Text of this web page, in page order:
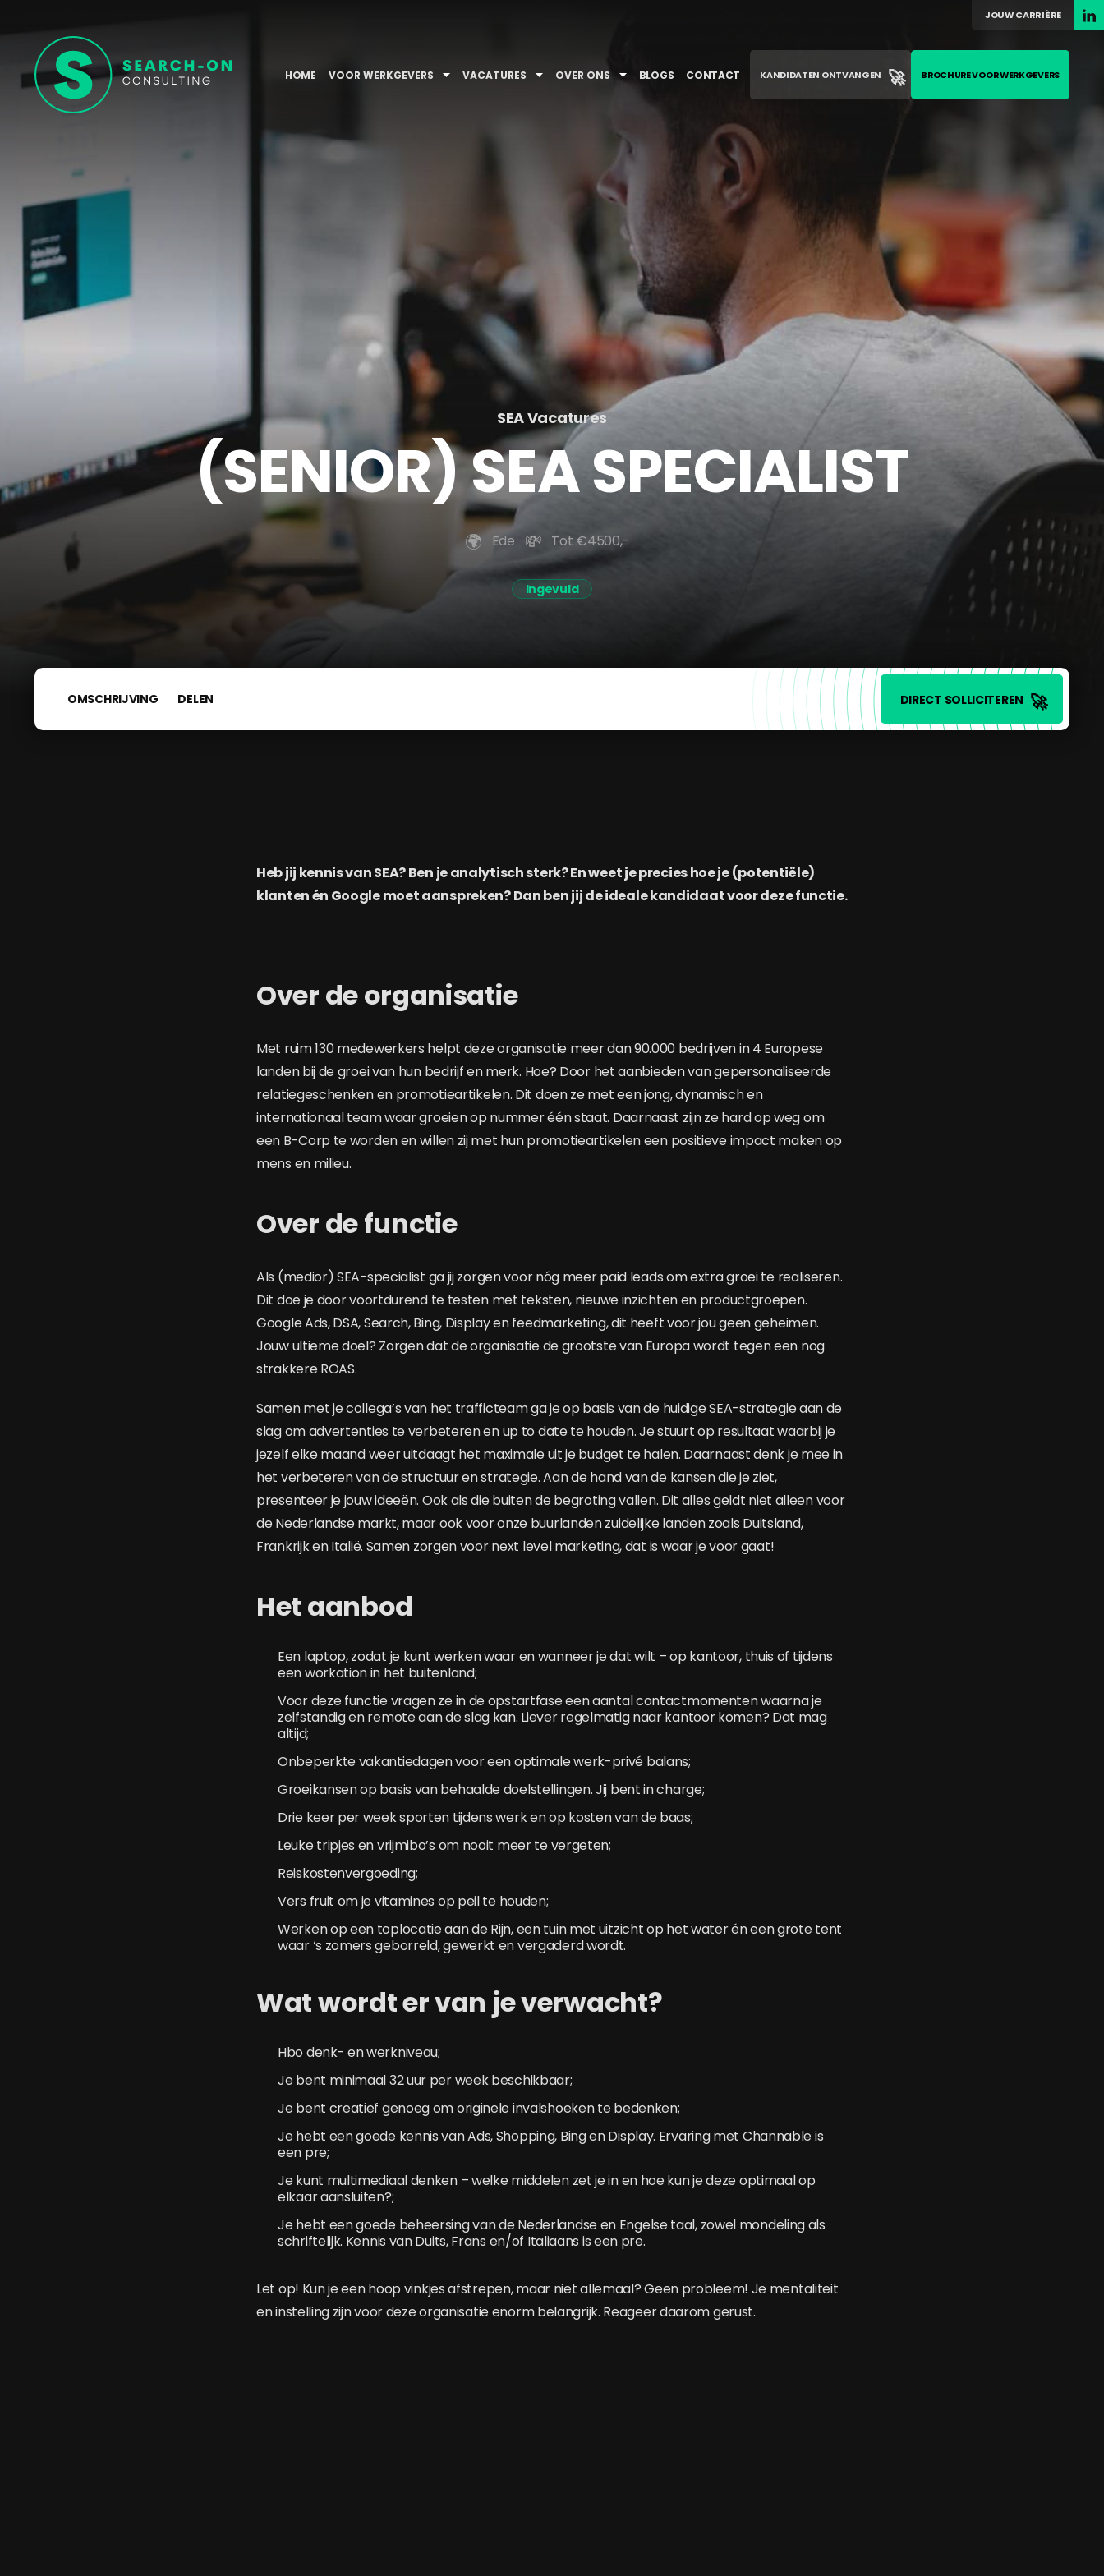
HOME VOOR WERKGEVERS VACATURES OVER ONS BLOGS CONTACT
JOUW CARRIÈRE
KANDIDATEN ONTVANGEN 🚀 BROCHURE VOOR WERKGEVERS
SEA Vacatures
(SENIOR) SEA SPECIALIST
🌍️ Ede 💸 Tot €4500,-
Ingevuld
OMSCHRIJVING DELEN DIRECT SOLLICITEREN 🚀
Heb jij kennis van SEA? Ben je analytisch sterk? En weet je precies hoe je (potentiële)
klanten én Google moet aanspreken? Dan ben jij de ideale kandidaat voor deze functie.
Over de organisatie
Met ruim 130 medewerkers helpt deze organisatie meer dan 90.000 bedrijven in 4 Europese
landen bij de groei van hun bedrijf en merk. Hoe? Door het aanbieden van gepersonaliseerde
relatiegeschenken en promotieartikelen. Dit doen ze met een jong, dynamisch en
internationaal team waar groeien op nummer één staat. Daarnaast zijn ze hard op weg om
een B-Corp te worden en willen zij met hun promotieartikelen een positieve impact maken op
mens en milieu.
Over de functie
Als (medior) SEA-specialist ga jij zorgen voor nóg meer paid leads om extra groei te realiseren.
Dit doe je door voortdurend te testen met teksten, nieuwe inzichten en productgroepen.
Google Ads, DSA, Search, Bing, Display en feedmarketing, dit heeft voor jou geen geheimen.
Jouw ultieme doel? Zorgen dat de organisatie de grootste van Europa wordt tegen een nog
strakkere ROAS.
Samen met je collega’s van het trafficteam ga je op basis van de huidige SEA-strategie aan de
slag om advertenties te verbeteren en up to date te houden. Je stuurt op resultaat waarbij je
jezelf elke maand weer uitdaagt het maximale uit je budget te halen. Daarnaast denk je mee in
het verbeteren van de structuur en strategie. Aan de hand van de kansen die je ziet,
presenteer je jouw ideeën. Ook als die buiten de begroting vallen. Dit alles geldt niet alleen voor
de Nederlandse markt, maar ook voor onze buurlanden zuidelijke landen zoals Duitsland,
Frankrijk en Italië. Samen zorgen voor next level marketing, dat is waar je voor gaat!
Het aanbod
Een laptop, zodat je kunt werken waar en wanneer je dat wilt – op kantoor, thuis of tijdens
een workation in het buitenland;
Voor deze functie vragen ze in de opstartfase een aantal contactmomenten waarna je
zelfstandig en remote aan de slag kan. Liever regelmatig naar kantoor komen? Dat mag
altijd;
Onbeperkte vakantiedagen voor een optimale werk-privé balans;
Groeikansen op basis van behaalde doelstellingen. Jij bent in charge;
Drie keer per week sporten tijdens werk en op kosten van de baas;
Leuke tripjes en vrijmibo’s om nooit meer te vergeten;
Reiskostenvergoeding;
Vers fruit om je vitamines op peil te houden;
Werken op een toplocatie aan de Rijn, een tuin met uitzicht op het water én een grote tent
waar ‘s zomers geborreld, gewerkt en vergaderd wordt.
Wat wordt er van je verwacht?
Hbo denk- en werkniveau;
Je bent minimaal 32 uur per week beschikbaar;
Je bent creatief genoeg om originele invalshoeken te bedenken;
Je hebt een goede kennis van Ads, Shopping, Bing en Display. Ervaring met Channable is
een pre;
Je kunt multimediaal denken – welke middelen zet je in en hoe kun je deze optimaal op
elkaar aansluiten?;
Je hebt een goede beheersing van de Nederlandse en Engelse taal, zowel mondeling als
schriftelijk. Kennis van Duits, Frans en/of Italiaans is een pre.
Let op! Kun je een hoop vinkjes afstrepen, maar niet allemaal? Geen probleem! Je mentaliteit
en instelling zijn voor deze organisatie enorm belangrijk. Reageer daarom gerust.